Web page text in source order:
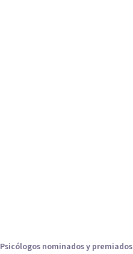
Psicólogos nominados y premiados